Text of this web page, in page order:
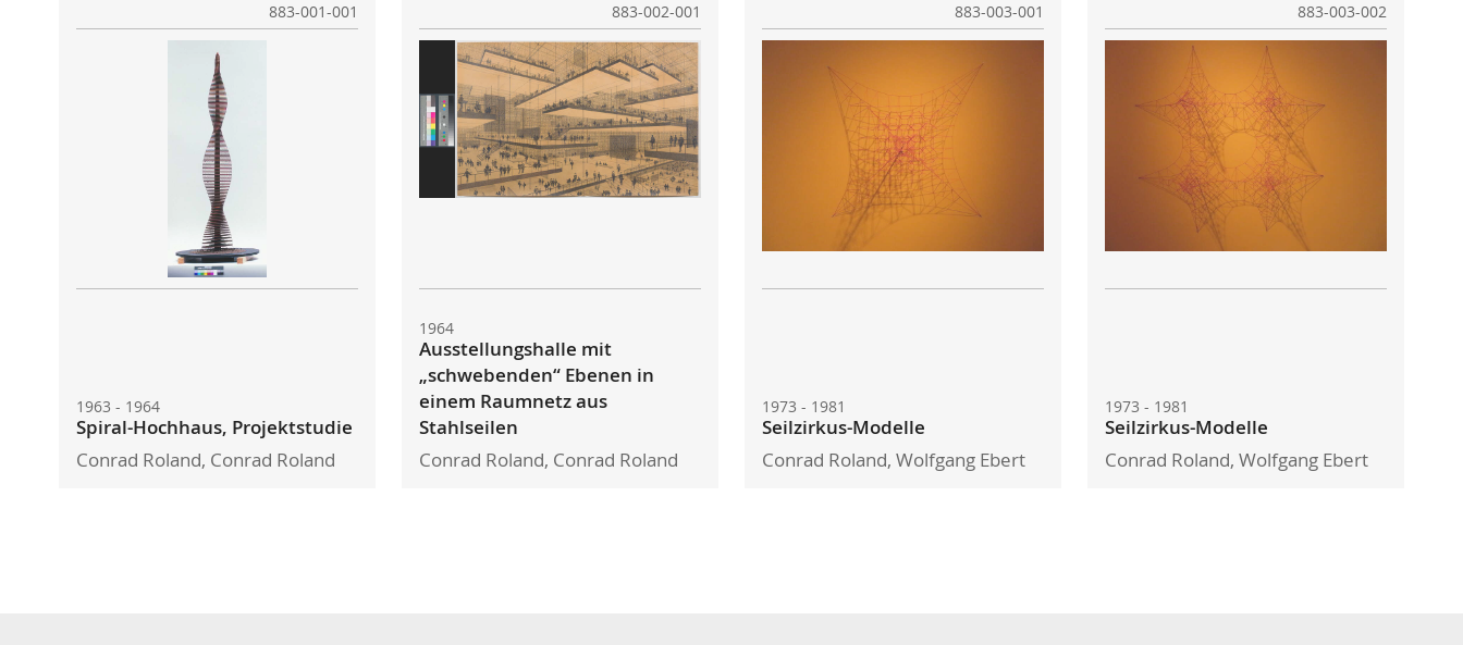
883-001-001
1963 - 1964
Spiral-Hochhaus, Projektstudie
Conrad Roland, Conrad Roland
883-002-001
1964
Ausstellungshalle mit
„schwebenden“ Ebenen in
einem Raumnetz aus
Stahlseilen
Conrad Roland, Conrad Roland
883-003-001
1973 - 1981
Seilzirkus-Modelle
Conrad Roland, Wolfgang Ebert
883-003-002
1973 - 1981
Seilzirkus-Modelle
Conrad Roland, Wolfgang Ebert